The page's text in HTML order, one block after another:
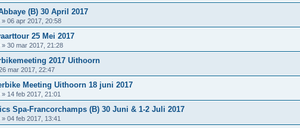
(B) 30 April 2017
» 06 apr 2017, 20:58
25 Mei 2017
» 30 mar 2017, 21:28
2017 Uithoorn
mar 2017, 22:47
Meeting Uithoorn 18 juni 2017
» 14 feb 2017, 21:01
Spa-Francorchamps (B) 30 Juni & 1-2 Juli 2017
» 04 feb 2017, 13:41